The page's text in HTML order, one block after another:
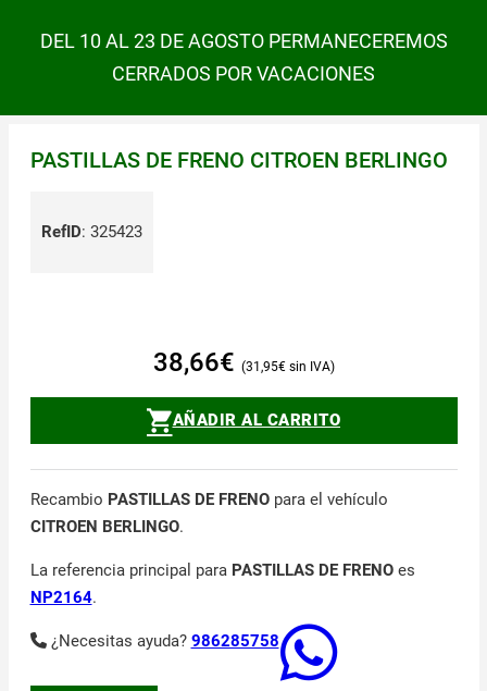
DEL 10 AL 23 DE AGOSTO PERMANECEREMOS
CERRADOS POR VACACIONES
PASTILLAS DE FRENO CITROEN BERLINGO
RefID: 325423
38,66€ 31,95€
AÑADIR AL CARRITO
Recambio PASTILLAS DE FRENOpara el vehículo
CITROEN BERLINGO.
La referencia principal para PASTILLAS DE FRENOes
NP2164.
¿Necesitas ayuda? 986285758